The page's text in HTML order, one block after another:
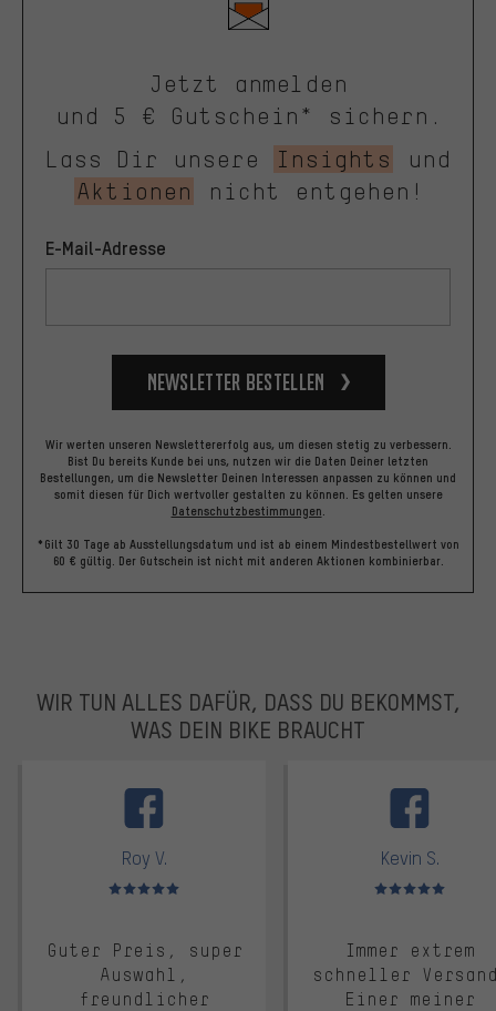
Jetzt anmelden
und 5 € Gutschein* sichern.
Lass Dir unsere
Insights
und
Aktionen
nicht entgehen!
E-Mail-Adresse
Newsletter bestellen
Wir werten unseren Newslettererfolg aus, um diesen stetig zu verbessern.
Bist Du bereits Kunde bei uns, nutzen wir die Daten Deiner letzten
Bestellungen, um die Newsletter Deinen Interessen anpassen zu können und
somit diesen für Dich wertvoller gestalten zu können. Es gelten unsere
Datenschutzbestimmungen.
*Gilt 30 Tage ab Ausstellungsdatum und ist ab einem Mindestbestellwert von
60 € gültig. Der Gutschein ist nicht mit anderen Aktionen kombinierbar.
WIR TUN ALLES DAFÜR, DASS DU BEKOMMST,
WAS DEIN BIKE BRAUCHT
Roy V.
Bewertungen: 5 von 5
Guter Preis, super
Auswahl,
freundlicher
Kevin S.
Bewertungen: 5 von 5
Immer extrem
schneller
Einer meiner